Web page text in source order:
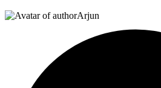
Arjun